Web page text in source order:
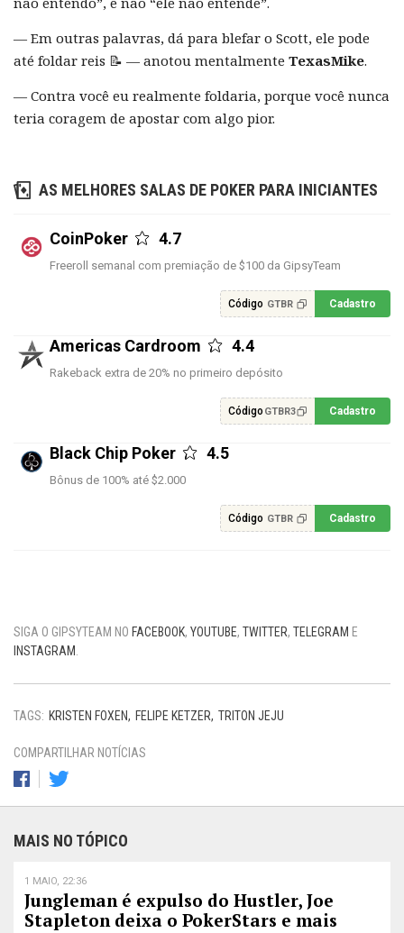
— Em outras palavras, dá para blefar o Scott, ele pode
até foldar reis 📝 — anotou mentalmente TexasMike.
— Contra você eu realmente foldaria, porque você nunca
teria coragem de apostar com algo pior.
AS MELHORES SALAS DE POKER PARA INICIANTES
CoinPoker 4.7
Freeroll semanal com premiação de $100 da GipsyTeam
Código GTBR Cadastro
Americas Cardroom 4.4
Rakeback extra de 20% no primeiro depósito
Código GTBR3 Cadastro
Black Chip Poker 4.5
Bônus de 100% até $2.000
Código GTBR Cadastro
SIGA O GIPSYTEAM NO FACEBOOK, YOUTUBE, TWITTER, TELEGRAM E
INSTAGRAM.
TAGS: KRISTEN FOXEN FELIPE KETZER TRITON JEJU
COMPARTILHAR NOTÍCIAS
MAIS NO TÓPICO
1 MAIO, 22:36
Jungleman é expulso do Hustler, Joe
Stapleton deixa o PokerStars e mais